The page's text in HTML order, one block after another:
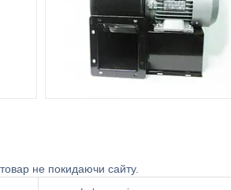
не покидаючи сайту.